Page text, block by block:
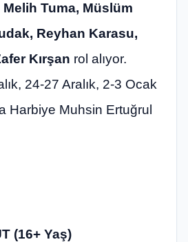
Tuma, Müslüm
Reyhan Karasu,
Kırşan rol alıyor.
24-27 Aralık, 2-3 Ocak
Harbiye Muhsin Ertuğrul
(16+ Yaş)